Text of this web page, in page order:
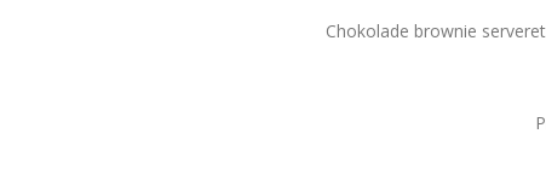
Chokolade brownie